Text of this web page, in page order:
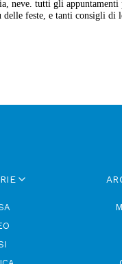
neve. tutti gli appuntamenti
feste, e tanti consigli di